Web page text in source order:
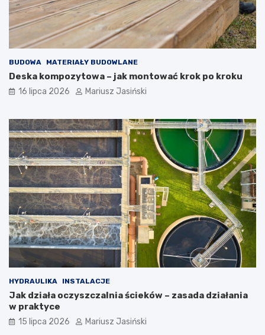
BUDOWA MATERIAŁY BUDOWLANE
Deska kompozytowa – jak montować krok po kroku
16 lipca 2026 Mariusz Jasiński
HYDRAULIKA INSTALACJE
Jak działa oczyszczalnia ścieków – zasada działania
w praktyce
15 lipca 2026 Mariusz Jasiński